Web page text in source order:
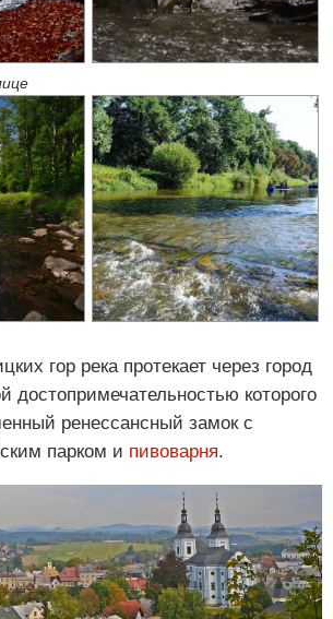
гор река протекает через город
достопримечательностью которого
ренессансный замок с
парком и пивоварня.